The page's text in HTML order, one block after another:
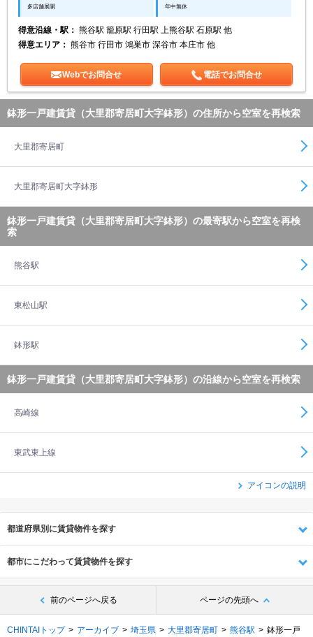
多店舗展開 年中無休
得意沿線・駅： 熊谷駅 籠原駅 行田駅 上熊谷駅 石原駅 他
得意エリア： 熊谷市 行田市 鴻巣市 深谷市 本庄市 他
Webでお問合せ 電話でお問合せ
鉢形一戸建賃貸（大里郡寄居町大字鉢形）の住所から空室を再検索
大里郡寄居町
大里郡寄居町大字鉢形
鉢形一戸建賃貸（大里郡寄居町大字鉢形）の最寄駅から空室を再検
索
熊谷駅
東松山駅
鉢形駅
鉢形一戸建賃貸（大里郡寄居町大字鉢形）の沿線から空室を再検索
高崎線
東武東上線
アイコンの説明
都道府県別に賃貸物件を探す
都市にこだわって賃貸物件を探す
前のページへ戻る ページの先頭へ
CHINTAIトップ アーカイブ 埼玉県 大里郡寄居町 熊谷駅 鉢形一戸